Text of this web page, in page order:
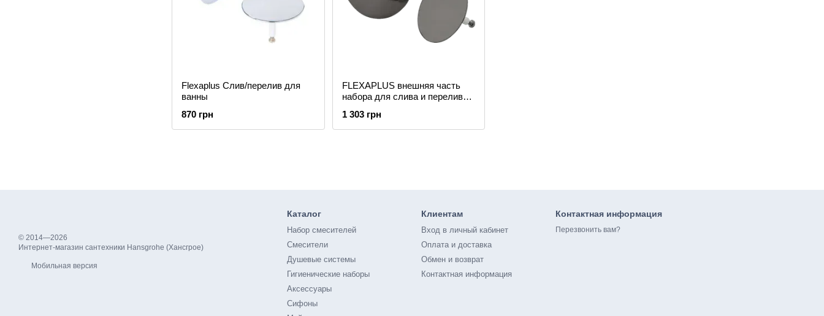
Flexaplus Слив/перелив для
ванны
870 грн
FLEXAPLUS внешняя часть
набора для слива и перелива,
хром
1 303 грн
© 2014—2026
Интернет-магазин сантехники Hansgrohe (Хансгрое)
Мобильная версия
Каталог
Набор смесителей
Смесители
Душевые системы
Гигиенические наборы
Аксессуары
Сифоны
Клиентам
Вход в личный кабинет
Оплата и доставка
Обмен и возврат
Контактная информация
Контактная информация
Перезвонить вам?